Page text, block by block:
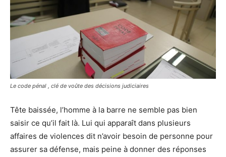
Le code pénal , clé de voûte des décisions judiciaires
Tête baissée, l’homme à la barre ne semble pas bien
saisir ce qu’il fait là. Lui qui apparaît dans plusieurs
affaires de violences dit n’avoir besoin de personne pour
assurer sa défense, mais peine à donner des réponses